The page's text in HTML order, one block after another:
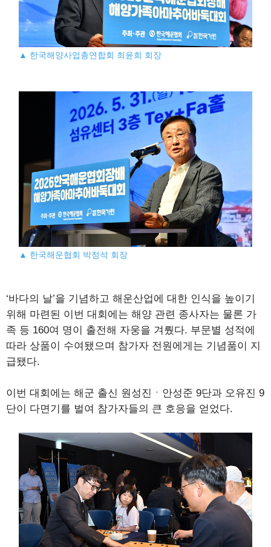
▲ 한국해양사업총연합회 최윤희 회장
▲ 한국해운협회 박정석 회장
‘바다의 날’을 기념하고 해운산업에 대한 인식을 높이기
위해 마련된 이번 대회에는 해양 관련 종사자는 물론 가
족 등 160여 명이 출전해 자웅을 겨뤘다. 부문별 성적에
따라 상품이 수여됐으며 참가자 전원에게는 기념품이 지
급됐다.
이번 대회에는 해군 출신 원성진ㆍ안성준 9단과 오유진 9
단이 다면기를 벌여 참가자들의 큰 호응을 얻었다.